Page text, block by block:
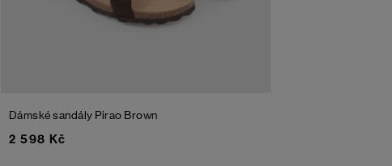
Dámské sandály Pirao Brown
2 598 Kč